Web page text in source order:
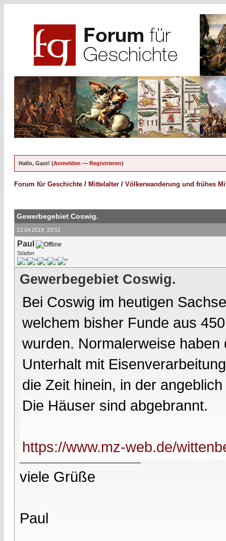
Hallo, Gast! (Anmelden — Registrieren)
Forum für Geschichte / Mittelalter / Völkerwanderung und frühes
Gewerbegebiet Coswig.
13.04.2019, 23:51
Paul
Städter
Gewerbegebiet Coswig.
Bei Coswig im heutigen
welchem bisher Funde aus
wurden. Normalerweise
Unterhalt mit
die Zeit hinein, in der
Die Häuser sind abgebrannt.
https://www.mz-web.de/
viele Grüße
Paul